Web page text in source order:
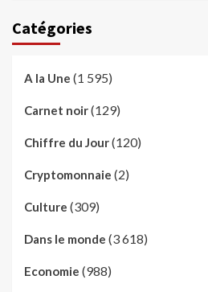
Catégories
A la Une (1 595)
Carnet noir(129)
Chiffre du Jour(120)
Cryptomonnaie (2)
Culture (309)
Dans le monde (3 618)
Economie (988)